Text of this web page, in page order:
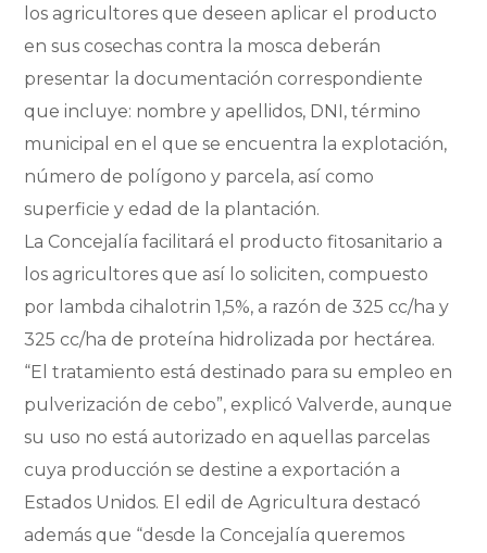
los agricultores que deseen aplicar el producto
en sus cosechas contra la mosca deberán
presentar la documentación correspondiente
que incluye: nombre y apellidos, DNI, término
municipal en el que se encuentra la explotación,
número de polígono y parcela, así como
superficie y edad de la plantación.
La Concejalía facilitará el producto fitosanitario a
los agricultores que así lo soliciten, compuesto
por lambda cihalotrin 1,5%, a razón de 325 cc/ha y
325 cc/ha de proteína hidrolizada por hectárea.
“El tratamiento está destinado para su empleo en
pulverización de cebo”, explicó Valverde, aunque
su uso no está autorizado en aquellas parcelas
cuya producción se destine a exportación a
Estados Unidos. El edil de Agricultura destacó
además que “desde la Concejalía queremos